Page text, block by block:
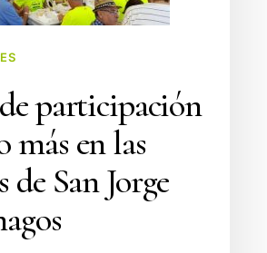
participación
más en las
de San Jorge